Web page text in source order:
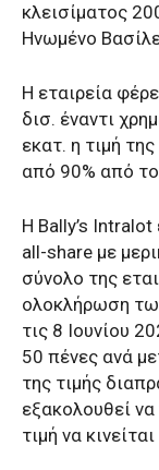
κλεισίματος
Ηνωμένο
Η εταιρεία
δισ. έναντι
εκατ. η τιμή
από 90% από
Η Bally’s
all-share με
σύνολο της
ολοκλήρωση
τις 8 Ιουνίου
50 πένες ανά
της τιμής
εξακολουθεί
τιμή να